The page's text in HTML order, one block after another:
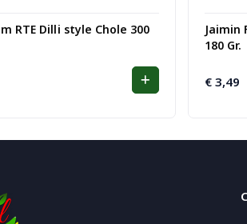
RTE Dilli style Chole 300
Jaimin
180 Gr.
€3,49